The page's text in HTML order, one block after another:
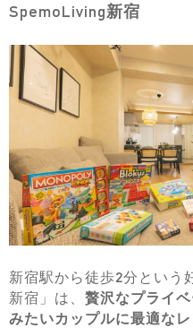
SpemoLiving新宿
新宿駅から徒歩2分という
新宿」は、 贅沢なプライ
みたいカップルに最適な